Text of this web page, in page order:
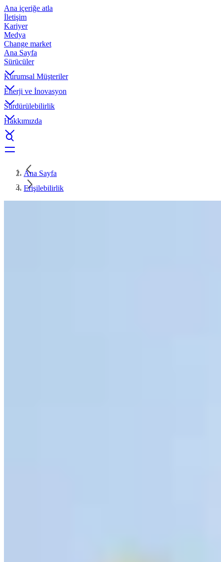
Ana içeriğe atla
İletişim
Kariyer
Medya
Change market
Ana Sayfa
Sürücüler
Kurumsal Müşteriler
Enerji ve İnovasyon
Sürdürülebilirlik
Hakkımızda
Ana Sayfa
Erişilebilirlik